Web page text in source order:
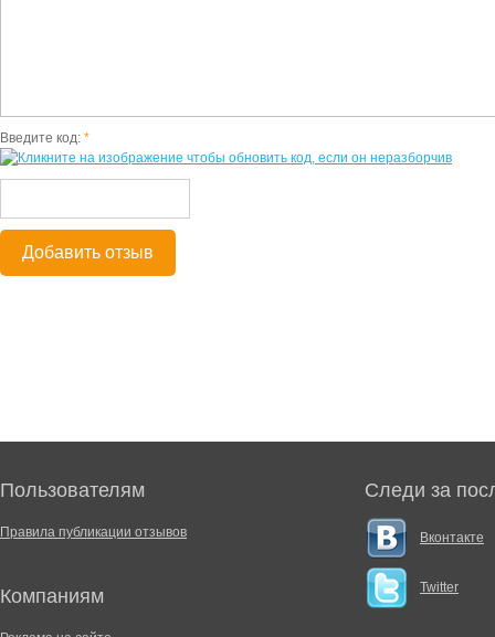
Введите код: *
Добавить отзыв
Пользователям
Правила публикации отзывов
Компаниям
Следи за
Вконтакте
Twitter